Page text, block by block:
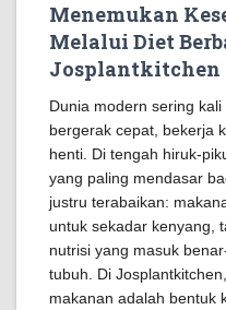
Menemukan
Melalui Diet
Josplantkitchen
Dunia modern sering
bergerak cepat, bekerja
henti. Di tengah hiruk-
yang paling mendasar
justru terabaikan:
untuk sekadar kenyang,
nutrisi yang masuk
tubuh. Di
makanan adalah bentuk